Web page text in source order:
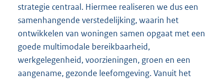
strategie centraal. Hiermee realiseren we dus een
samenhangende verstedelijking, waarin het
ontwikkelen van woningen samen opgaat met een
goede multimodale bereikbaarheid,
werkgelegenheid, voorzieningen, groen en een
aangename, gezonde leefomgeving. Vanuit het